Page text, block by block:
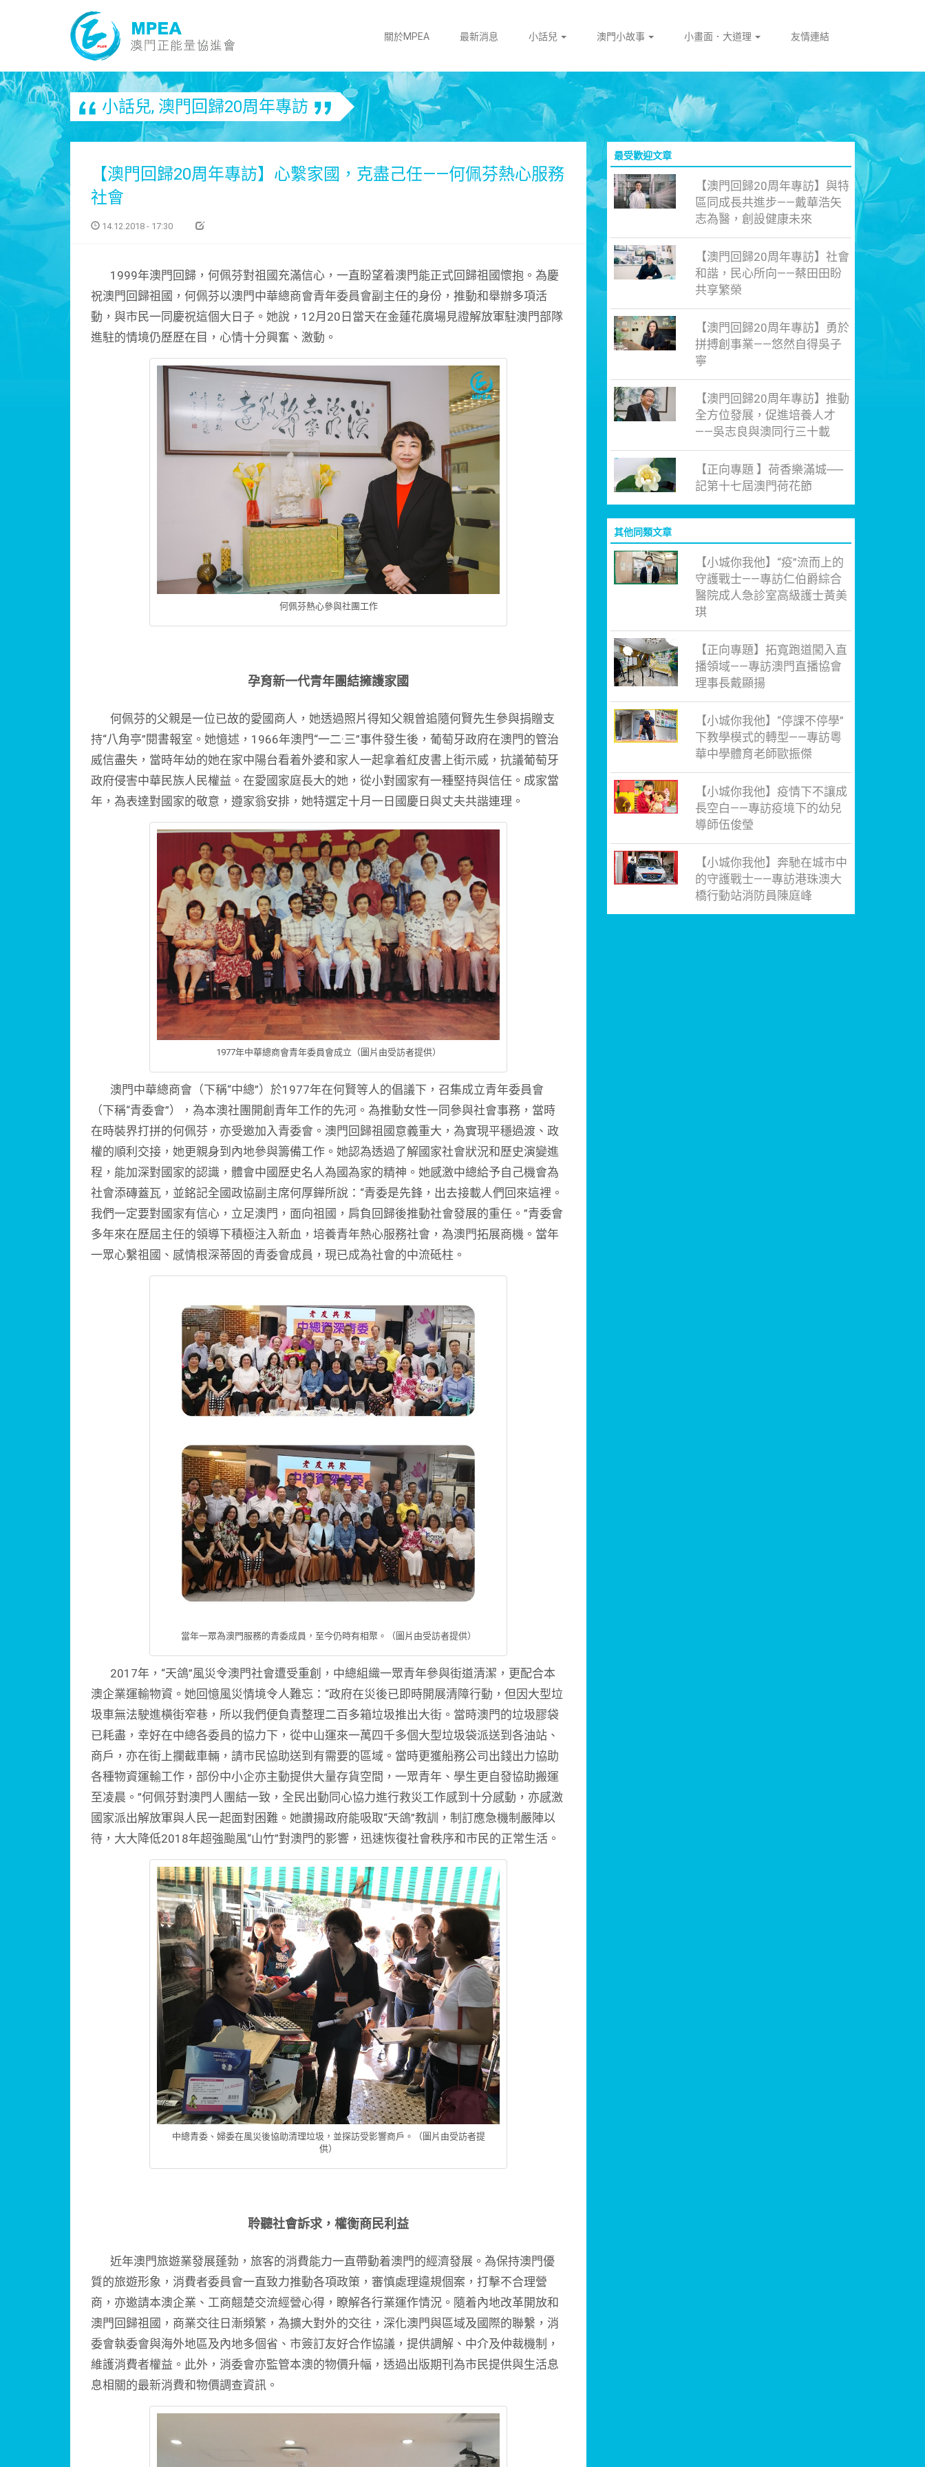
關於MPEA 最新消息 小話兒 澳門小故事 小畫面．大道理 友情連結
小話兒, 澳門回歸20周年專訪
【澳門回歸20周年專訪】心繫家國，克盡己任——何佩芬熱心服務
社會
14.12.2018 - 17:30
1999年澳門回歸，何佩芬對祖國充滿信心，一直盼望着澳門能正式回歸祖國懷抱。為慶
祝澳門回歸祖國，何佩芬以澳門中華總商會青年委員會副主任的身份，推動和舉辦多項活
動，與市民一同慶祝這個大日子。她說，12月20日當天在金蓮花廣場見證解放軍駐澳門部隊
進駐的情境仍歷歷在目，心情十分興奮、激動。
何佩芬熱心參與社團工作
孕育新一代青年團結擁護家國
何佩芬的父親是一位已故的愛國商人，她透過照片得知父親曾追隨何賢先生參與捐贈支
持“八角亭”閱書報室。她憶述，1966年澳門“一二·三”事件發生後，葡萄牙政府在澳門的管治
威信盡失，當時年幼的她在家中陽台看着外婆和家人一起拿着紅皮書上街示威，抗議葡萄牙
政府侵害中華民族人民權益。在愛國家庭長大的她，從小對國家有一種堅持與信任。成家當
年，為表達對國家的敬意，遵家翁安排，她特選定十月一日國慶日與丈夫共諧連理。
1977年中華總商會青年委員會成立（圖片由受訪者提供）
澳門中華總商會（下稱“中總”）於1977年在何賢等人的倡議下，召集成立青年委員會
（下稱“青委會”），為本澳社團開創青年工作的先河。為推動女性一同參與社會事務，當時
在時裝界打拼的何佩芬，亦受邀加入青委會。澳門回歸祖國意義重大，為實現平穩過渡、政
權的順利交接，她更親身到內地參與籌備工作。她認為透過了解國家社會狀況和歷史演變進
程，能加深對國家的認識，體會中國歷史名人為國為家的精神。她感激中總給予自己機會為
社會添磚蓋瓦，並銘記全國政協副主席何厚鏵所說：“青委是先鋒，出去接載人們回來這裡。
我們一定要對國家有信心，立足澳門，面向祖國，肩負回歸後推動社會發展的重任。”青委會
多年來在歷屆主任的領導下積極注入新血，培養青年熱心服務社會，為澳門拓展商機。當年
一眾心繫祖國、感情根深蒂固的青委會成員，現已成為社會的中流砥柱。
當年一眾為澳門服務的青委成員，至今仍時有相聚。（圖片由受訪者提供）
2017年，“天鴿”風災令澳門社會遭受重創，中總組織一眾青年參與街道清潔，更配合本
澳企業運輸物資。她回憶風災情境令人難忘：“政府在災後已即時開展清障行動，但因大型垃
圾車無法駛進橫街窄巷，所以我們便負責整理二百多箱垃圾推出大街。當時澳門的垃圾膠袋
已耗盡，幸好在中總各委員的協力下，從中山運來一萬四千多個大型垃圾袋派送到各油站、
商戶，亦在街上攔截車輛，請市民協助送到有需要的區域。當時更獲船務公司出錢出力協助
各種物資運輸工作，部份中小企亦主動提供大量存貨空間，一眾青年、學生更自發協助搬運
至凌晨。”何佩芬對澳門人團結一致，全民出動同心協力進行救災工作感到十分感動，亦感激
國家派出解放軍與人民一起面對困難。她讚揚政府能吸取“天鴿”教訓，制訂應急機制嚴陣以
待，大大降低2018年超強颱風“山竹”對澳門的影響，迅速恢復社會秩序和市民的正常生活。
中總青委、婦委在風災後協助清理垃圾，並探訪受影響商戶。（圖片由受訪者提
供）
聆聽社會訴求，權衡商民利益
近年澳門旅遊業發展蓬勃，旅客的消費能力一直帶動着澳門的經濟發展。為保持澳門優
質的旅遊形象，消費者委員會一直致力推動各項政策，審慎處理違規個案，打擊不合理營
商，亦邀請本澳企業、工商翹楚交流經營心得，瞭解各行業運作情況。隨着內地改革開放和
澳門回歸祖國，商業交往日漸頻繁，為擴大對外的交往，深化澳門與區域及國際的聯繫，消
委會執委會與海外地區及內地多個省、市簽訂友好合作協議，提供調解、中介及仲裁機制，
維護消費者權益。此外，消委會亦監管本澳的物價升幅，透過出版期刊為市民提供與生活息
息相關的最新消費和物價調查資訊。
最受歡迎文章
【澳門回歸20周年專訪】與特
區同成長共進步——戴華浩矢
志為醫，創設健康未來
【澳門回歸20周年專訪】社會
和諧，民心所向——蔡田田盼
共享繁榮
【澳門回歸20周年專訪】勇於
拼搏創事業——悠然自得吳子
寧
【澳門回歸20周年專訪】推動
全方位發展，促進培養人才
——吳志良與澳同行三十載
【正向專題 】荷香樂滿城──
記第十七屆澳門荷花節
其他同類文章
【小城你我他】“疫”流而上的
守護戰士——專訪仁伯爵綜合
醫院成人急診室高級護士黃美
琪
【正向專題】拓寬跑道闖入直
播領域——專訪澳門直播協會
理事長戴顯揚
【小城你我他】“停課不停學”
下教學模式的轉型——專訪粵
華中學體育老師歐振傑
【小城你我他】疫情下不讓成
長空白——專訪疫境下的幼兒
導師伍俊瑩
【小城你我他】奔馳在城市中
的守護戰士——專訪港珠澳大
橋行動站消防員陳庭峰